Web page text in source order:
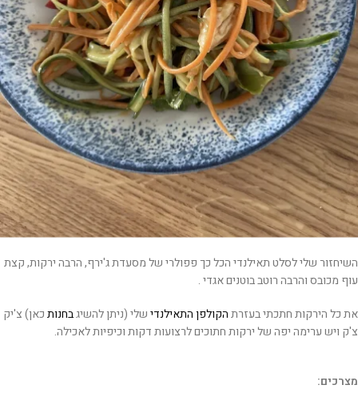
השיחזור שלי לסלט תאילנדי הכל כך פפולרי של מסעדת ג'ירף, הרבה ירקות, קצת
עוף מכובס והרבה רוטב בוטנים אגדי .
את כל הירקות חתכתי בעזרתהקולפן התאילנדישלי (ניתן להשיגבחנותכאן) צ'יק
צ'ק ויש ערימה יפה של ירקות חתוכים לרצועות דקות וכיפיות לאכילה.
מצרכים: